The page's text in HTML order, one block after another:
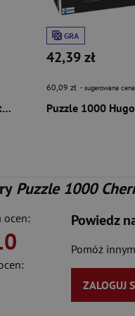
Puzzle 1000 Vintage Posters New York 58298
GRA
42,39 zł
60,09 zł - sugerowana
Puzzle 1000
ocen: Powiedz
Pomóż
ZALOGUJ